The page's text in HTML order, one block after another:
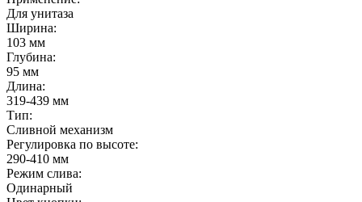
Для унитаза
Ширина:
103 мм
Глубина:
95 мм
Длина:
319-439 мм
Тип:
Сливной механизм
Регулировка по высоте:
290-410 мм
Режим слива:
Одинарный